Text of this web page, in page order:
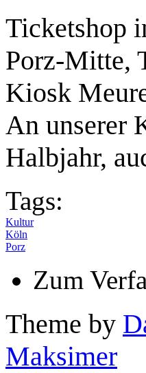
Ticketshop
Porz-Mitte,
Kiosk
An unserer
Halbjahr,
Tags:
Kultur
Köln
Porz
Zum
Theme by
Maksimer